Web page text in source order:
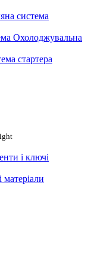
система
Охолоджувальна
стартера
і ключі
матеріали